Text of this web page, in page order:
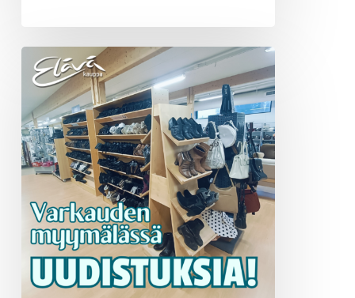
Varkauden
myymälässä
uudistuksia!